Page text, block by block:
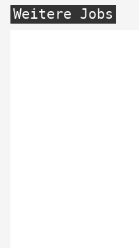
Weitere Jobs